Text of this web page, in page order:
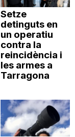
Setze
detinguts en
un operatiu
contra la
reincidència i
les armes a
Tarragona